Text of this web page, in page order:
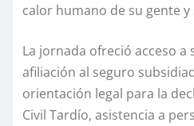
calor humano de su gente
La jornada ofreció acceso a
afiliación al seguro
orientación legal para la
Civil Tardío, asistencia a